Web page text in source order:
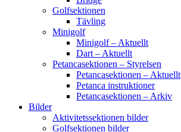
Golfsektionen
Tävling
Minigolf
Minigolf – Aktuellt
Dart – Aktuellt
Petancasektionen – Styrelsen
Petancasektionen – Aktuellt
Petanca instruktioner
Petancasektionen – Arkiv
Bilder
Aktivitetssektionen bilder
Golfsektionen bilder